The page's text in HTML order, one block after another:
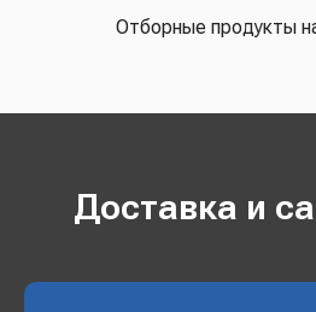
Отборные продукты
Доставка и